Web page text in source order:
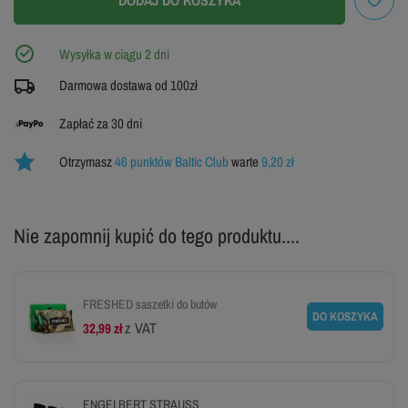
ZOBACZ TABELĘ ROZMIARÓW
Wysyłka w ciągu 2 dni
Darmowa dostawa od 100zł
Zapłać za 30 dni
Otrzymasz46 punktów Baltic Clubwarte9,20 zł
Nie zapomnij kupić do tego produktu....
FRESHED saszetki do butów
32,99 złz VAT
DO KOSZYKA
ENGELBERT STRAUSS